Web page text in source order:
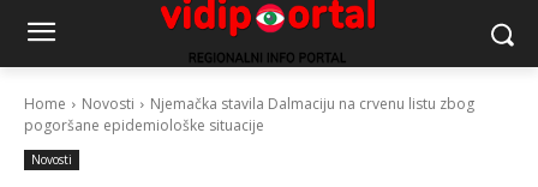
Home Novosti
Njemačka stavila Dalmaciju na crvenu listu zbog
pogoršane epidemiološke situacije
Novosti